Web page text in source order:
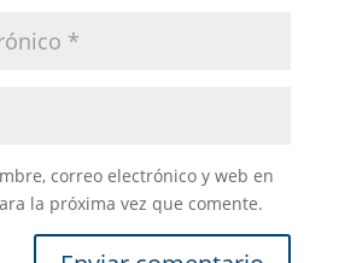
correo electrónico y web en
la próxima vez que comente.